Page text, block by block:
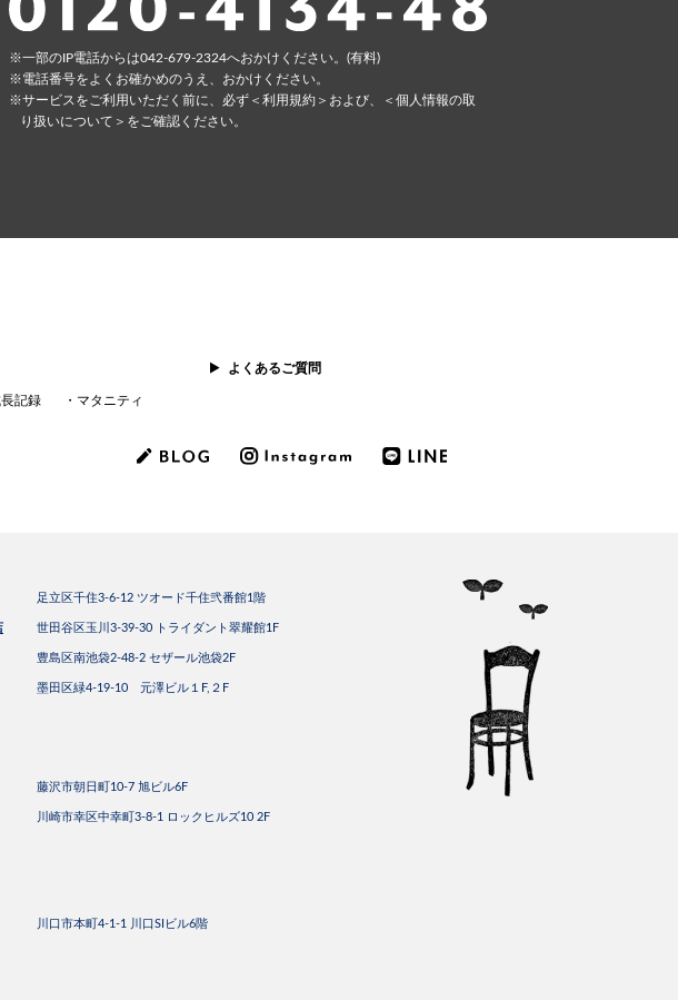
⼀部のIP電話からは042-679-2324へおかけください。(有料)
電話番号をよくお確かめのうえ、おかけください。
サービスをご利⽤いただく前に、必ず ＜利⽤規約＞ および、
＜個⼈情報の取
り扱いについて＞ をご確認ください。
長記録 マタニティ
よくあるご質問
足立区千住3-6-12 ツオード千住弐番館1階
世田谷区玉川3-39-30 トライダント翠耀館1F
豊島区南池袋2-48-2 セザール池袋2F
墨田区緑4-19-10 元澤ビル１F,２F
藤沢市朝日町10-7 旭ビル6F
川崎市幸区中幸町3-8-1 ロックヒルズ10 2F
川口市本町4-1-1 川口SIビル6階